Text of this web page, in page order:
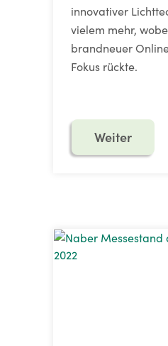
innovativer
vielem mehr,
brandneuer
Fokus rückte.
Weiter